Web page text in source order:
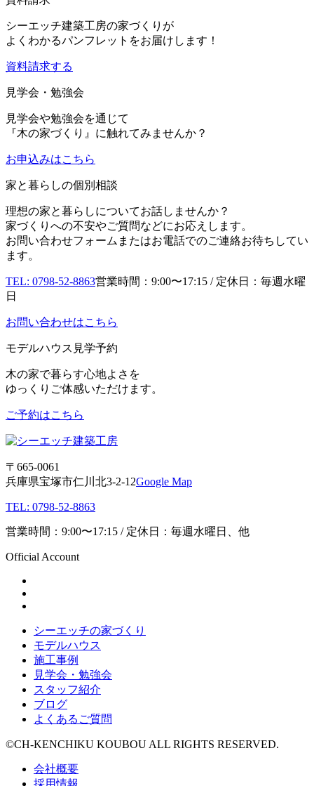
シーエッチ建築工房の家づくりが
よくわかるパンフレットをお届けします！
資料請求する
見学会・勉強会
見学会や勉強会を通じて
『木の家づくり』に触れてみませんか？
お申込みはこちら
家と暮らしの個別相談
理想の家と暮らしについてお話しませんか？
家づくりへの不安やご質問などにお応えします。
お問い合わせフォームまたはお電話でのご連絡お待ちしてい
ます。
TEL: 0798-52-8863営業時間：9:00〜17:15 / 定休日：毎週水曜
日
お問い合わせはこちら
モデルハウス見学予約
木の家で暮らす心地よさを
ゆっくりご体感いただけます。
ご予約はこちら
〒665-0061
兵庫県宝塚市仁川北3-2-12Google Map
TEL: 0798-52-8863
営業時間：9:00〜17:15 / 定休日：毎週水曜日、他
Official Account
シーエッチの家づくり
モデルハウス
施工事例
見学会・勉強会
スタッフ紹介
ブログ
よくあるご質問
©CH-KENCHIKU KOUBOU ALL RIGHTS RESERVED.
会社概要